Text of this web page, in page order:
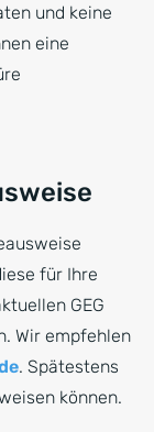
und keine
eine
für Ihre
GEG
Wir empfehlen
. Spätestens
können.